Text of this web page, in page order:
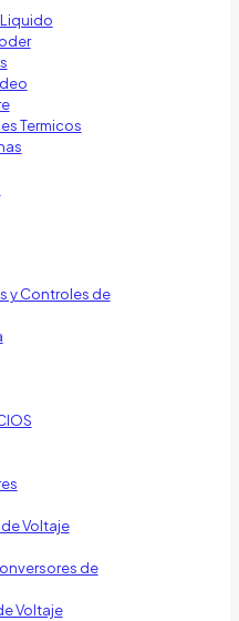
Termicos
y Controles de
Voltaje
de
Voltaje